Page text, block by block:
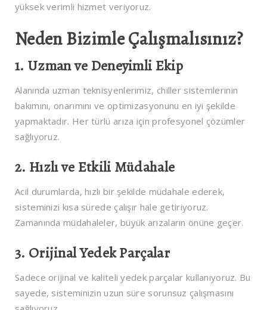
yüksek verimli hizmet veriyoruz.
Neden Bizimle Çalışmalısınız?
1. Uzman ve Deneyimli Ekip
Alanında uzman teknisyenlerimiz, chiller sistemlerinin
bakımını, onarımını ve optimizasyonunu en iyi şekilde
yapmaktadır. Her türlü arıza için profesyonel çözümler
sağlıyoruz.
2. Hızlı ve Etkili Müdahale
Acil durumlarda, hızlı bir şekilde müdahale ederek,
sisteminizi kısa sürede çalışır hale getiriyoruz.
Zamanında müdahaleler, büyük arızaların önüne geçer.
3. Orijinal Yedek Parçalar
Sadece orijinal ve kaliteli yedek parçalar kullanıyoruz. Bu
sayede, sisteminizin uzun süre sorunsuz çalışmasını